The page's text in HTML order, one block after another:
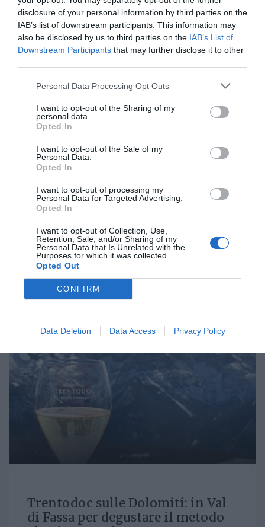
disclosure of your personal information by third parties on the
IAB’s list of downstream participants. This information may
also be disclosed by us to third parties on the IAB’s List of
Downstream Participants that may further disclose it to other
Personal Data Processing Opt Outs
I want to opt-out of the Sharing of my
personal data.
Opted In
I want to opt-out of the Sale of my
Personal Data.
Opted In
I want to opt-out of processing my
Personal Data for Targeted Advertising.
Opted In
I want to opt-out of Collection, Use,
Retention, Sale, and/or Sharing of my
Personal Data that Is Unrelated with the
Purposes for which it was collected.
Opted Out
CONFIRM
Data Deletion Data Access Privacy Policy
LUN 27 LUGLIO 2020
vino
LUN 1 GIUGNO 2020
Trentodoc sulle Dolomiti: in Val
di Fassa per degustare il metodo